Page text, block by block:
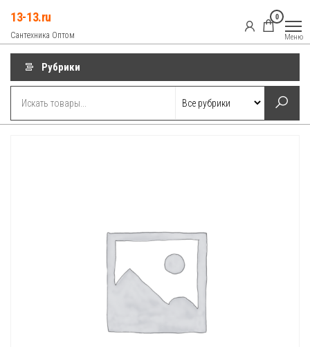
содержимому
13-13.ru
Сантехника Оптом
0
Меню
Рубрики